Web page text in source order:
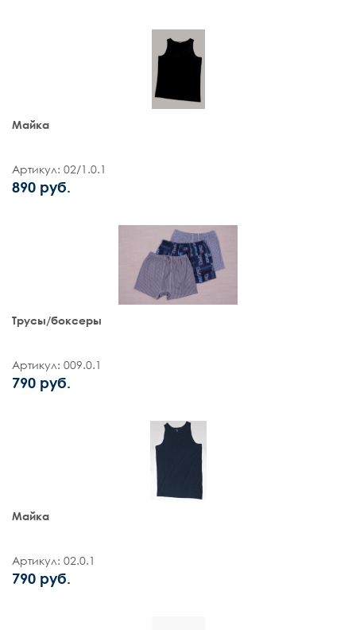
Майка
Артикул: 02/1.0.1
890 руб.
Трусы/боксеры
Артикул: 009.0.1
790 руб.
Майка
Артикул: 02.0.1
790 руб.